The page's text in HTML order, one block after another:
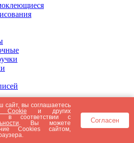
рублей
рублей
рублей
рублей
рублей
сайт, вы соглашаетесь
Cookie и других
в соответствии с
. Вы можете
Cookies сайтом,
Согласен